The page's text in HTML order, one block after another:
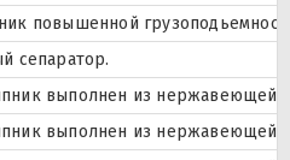
повышенной
сепаратор.
выполнен из нержавеющей
выполнен из нержавеющей